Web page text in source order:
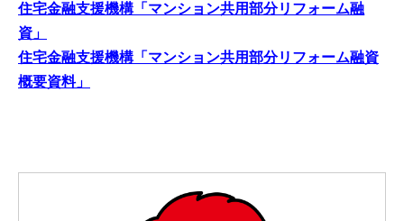
住宅金融支援機構「マンション共用部分リフォーム融
資」
住宅金融支援機構「マンション共用部分リフォーム融資
概要資料」